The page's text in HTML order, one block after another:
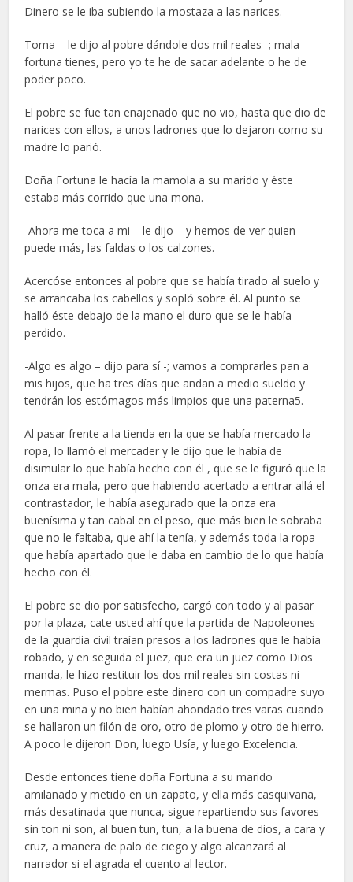
Dinero se le iba subiendo la mostaza a las narices.
Toma – le dijo al pobre dándole dos mil reales -; mala
fortuna tienes, pero yo te he de sacar adelante o he de
poder poco.
El pobre se fue tan enajenado que no vio, hasta que dio de
narices con ellos, a unos ladrones que lo dejaron como su
madre lo parió.
Doña Fortuna le hacía la mamola a su marido y éste
estaba más corrido que una mona.
-Ahora me toca a mi – le dijo – y hemos de ver quien
puede más, las faldas o los calzones.
Acercóse entonces al pobre que se había tirado al suelo y
se arrancaba los cabellos y sopló sobre él. Al punto se
halló éste debajo de la mano el duro que se le había
perdido.
-Algo es algo – dijo para sí -; vamos a comprarles pan a
mis hijos, que ha tres días que andan a medio sueldo y
tendrán los estómagos más limpios que una paterna5.
Al pasar frente a la tienda en la que se había mercado la
ropa, lo llamó el mercader y le dijo que le había de
disimular lo que había hecho con él , que se le figuró que la
onza era mala, pero que habiendo acertado a entrar allá el
contrastador, le había asegurado que la onza era
buenísima y tan cabal en el peso, que más bien le sobraba
que no le faltaba, que ahí la tenía, y además toda la ropa
que había apartado que le daba en cambio de lo que había
hecho con él.
El pobre se dio por satisfecho, cargó con todo y al pasar
por la plaza, cate usted ahí que la partida de Napoleones
de la guardia civil traían presos a los ladrones que le había
robado, y en seguida el juez, que era un juez como Dios
manda, le hizo restituir los dos mil reales sin costas ni
mermas. Puso el pobre este dinero con un compadre suyo
en una mina y no bien habían ahondado tres varas cuando
se hallaron un filón de oro, otro de plomo y otro de hierro.
A poco le dijeron Don, luego Usía, y luego Excelencia.
Desde entonces tiene doña Fortuna a su marido
amilanado y metido en un zapato, y ella más casquivana,
más desatinada que nunca, sigue repartiendo sus favores
sin ton ni son, al buen tun, tun, a la buena de dios, a cara y
cruz, a manera de palo de ciego y algo alcanzará al
narrador si el agrada el cuento al lector.